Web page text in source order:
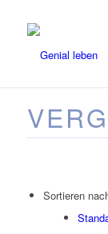
Sortieren